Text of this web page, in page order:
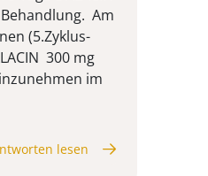
Am
(5.Zyklus-
300 mg
im
lesen